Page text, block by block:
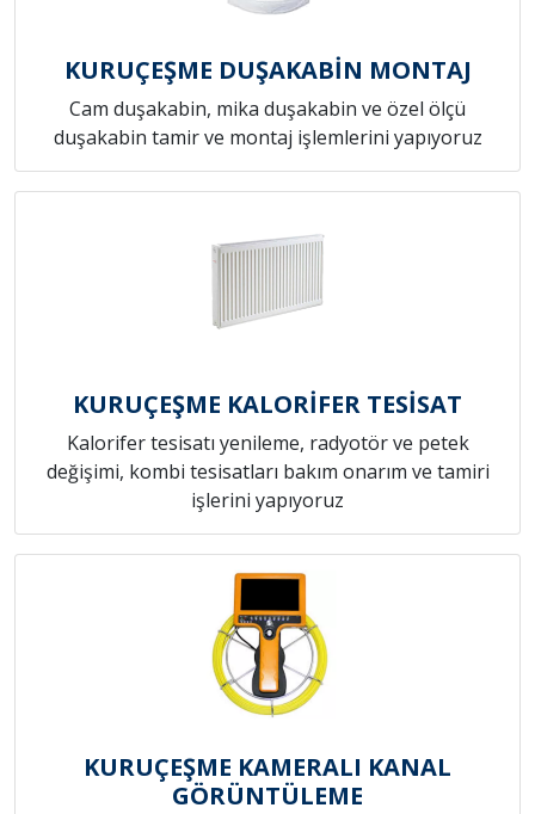
KURUÇEŞME DUŞAKABİN MONTAJ
Cam duşakabin, mika duşakabin ve özel ölçü
duşakabin tamir ve montaj işlemlerini yapıyoruz
KURUÇEŞME KALORİFER TESİSAT
Kalorifer tesisatı yenileme, radyotör ve petek
değişimi, kombi tesisatları bakım onarım ve tamiri
işlerini yapıyoruz
KURUÇEŞME KAMERALI KANAL
GÖRÜNTÜLEME